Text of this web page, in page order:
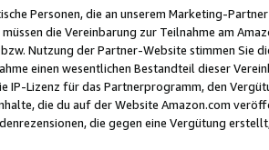
Personen, die an unserem Marketing-
müssen die Vereinbarung zur Teilnahme am
Nutzung der Partner-Website stimmen Sie
einen wesentlichen Bestandteil dieser
IP-Lizenz für das Partnerprogramm, den
die du auf der Website Amazon.com
die gegen eine Vergütung